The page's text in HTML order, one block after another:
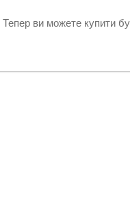
Тепер ви можете купити